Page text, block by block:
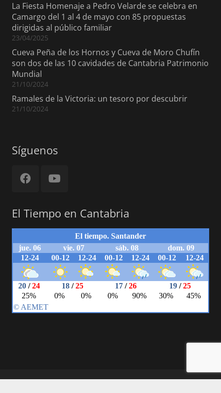
La Fiesta Homenaje a Pedro Velarde se celebra en
Camargo del 1 al 4 de mayo con 85 propuestas
dirigidas al público familiar
23/04/2025
Cueva Peña de los Hornos y Cueva de Moro Chufín
son dos de las 10 cavidades de Cantabria Patrimonio
Mundial
21/10/2024
Ramales de la Victoria: un tesoro por descubrir
21/10/2024
Síguenos
El Tiempo en Cantabria